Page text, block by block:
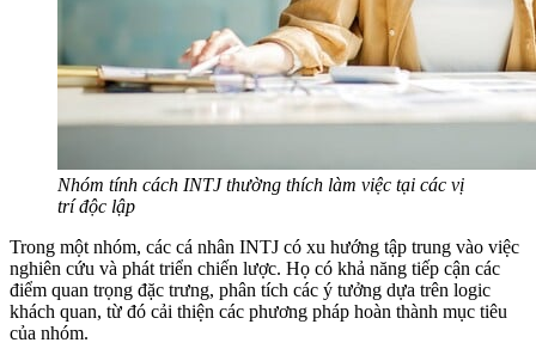
Nhóm tính cách INTJ thường thích làm việc tại các vị
trí độc lập
Trong một nhóm, các cá nhân INTJ có xu hướng tập trung vào việc
nghiên cứu và phát triển chiến lược. Họ có khả năng tiếp cận các
điểm quan trọng đặc trưng, phân tích các ý tưởng dựa trên logic
khách quan, từ đó cải thiện các phương pháp hoàn thành mục tiêu
của nhóm.